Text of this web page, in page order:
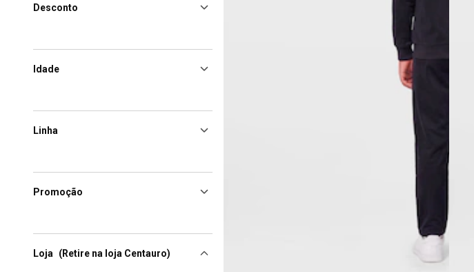
Desconto
Idade
Linha
Promoção
Loja (Retire na loja Centauro)